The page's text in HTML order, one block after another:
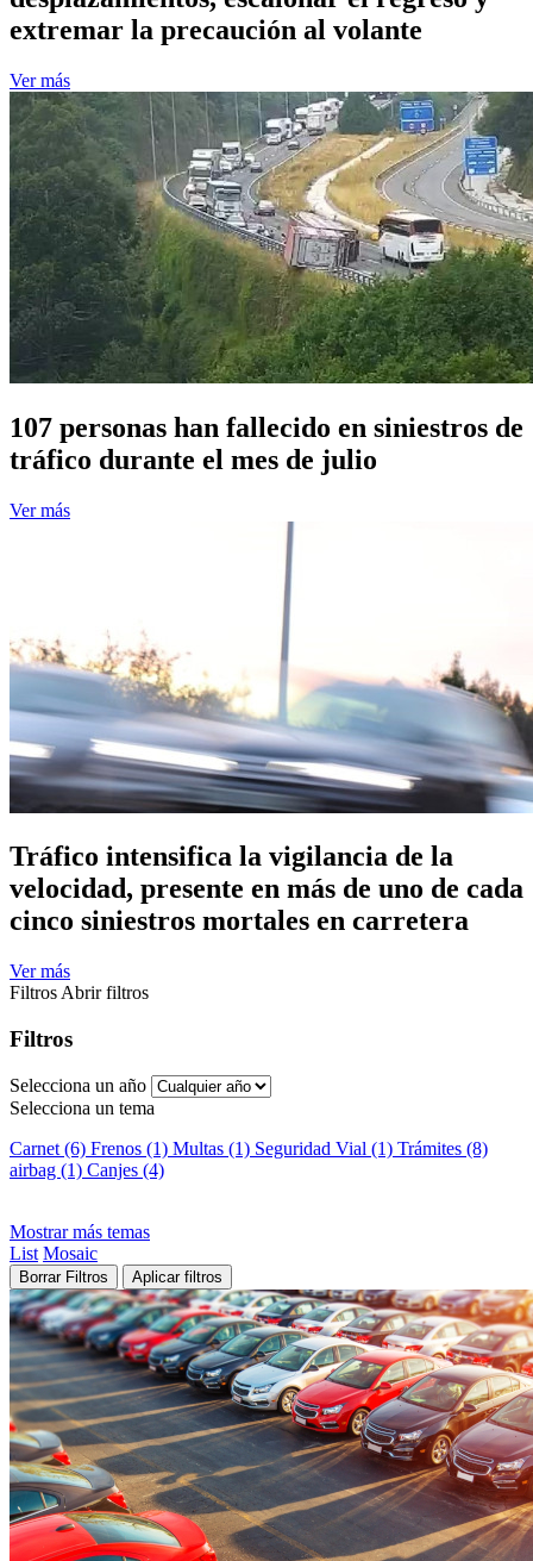
extremar la precaución al volante
Ver más
107 personas han fallecido en siniestros de
tráfico durante el mes de julio
Ver más
Tráfico intensifica la vigilancia de la
velocidad, presente en más de uno de cada
cinco siniestros mortales en carretera
Ver más
Filtros Abrir filtros
Filtros
Selecciona un año
Selecciona un tema
Carnet (6) Frenos (1) Multas (1) Seguridad Vial (1) Trámites (8)
airbag (1) Canjes (4)
Mostrar más temas
List Mosaic
Borrar Filtros Aplicar filtros